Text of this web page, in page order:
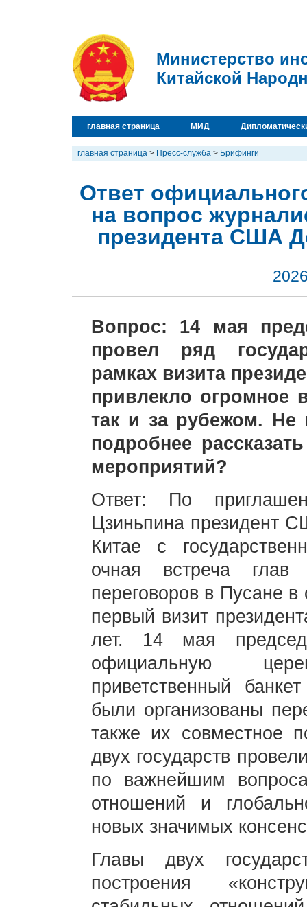
Министерство
Китайской
главная страница МИД
главная страница > Пресс-служба > Брифинги
Ответ
на вопрос
президента США
Вопрос: 14 мая
провел ряд
рамках визита
привлекло огромное
так и за рубежом. Не
подробнее
мероприятий?
Ответ: По
Цзиньпина президент
Китае с
очная встреча
переговоров в Пусане
первый визит
лет. 14 мая
официальную
приветственный
были организованы
также их совместное
двух государств
по важнейшим
отношений и
новых значимых
Главы двух
построения